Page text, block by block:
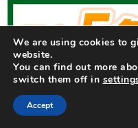
We are using cookies to
website.
You can find out more
switch them off in
Accept